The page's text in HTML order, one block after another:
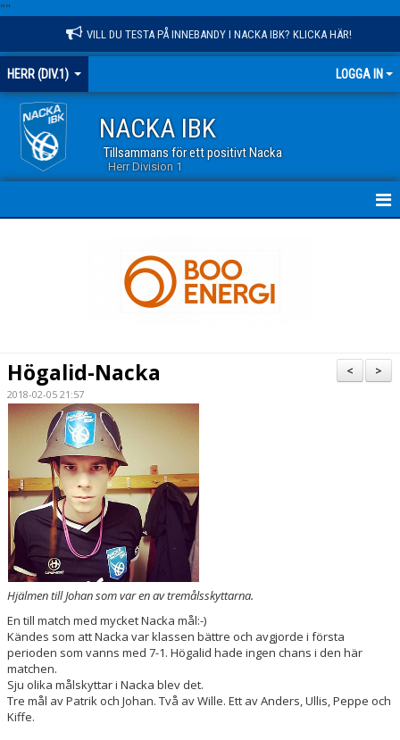
""
VILL DU TESTA PÅ INNEBANDY I NACKA IBK? KLICKA HÄR!
HERR (DIV.1) LOGGA IN
NACKA IBK
Tillsammans för ett positivt Nacka
Herr Division 1
GÄSTBOK
BILDGALLERI
DOKUMENT
KONTAKT
MATCHER
>
<
Högalid-Nacka
2018-02-05 21:57
Hjälmen till Johan som var en av tremålsskyttarna.
En till match med mycket Nacka mål:-)
Kändes som att Nacka var klassen bättre och avgjorde i första
perioden som vanns med 7-1. Högalid hade ingen chans i den här
matchen.
Sju olika målskyttar i Nacka blev det.
Tre mål av Patrik och Johan. Två av Wille. Ett av Anders, Ullis, Peppe och
Kiffe.